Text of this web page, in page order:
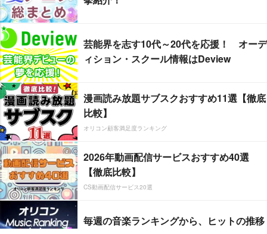
芸能界を志す10代～20代を応援！ オーデ
ィション・スクール情報はDeview
漫画読み放題サブスクおすすめ11選【徹底
比較】
オリコン顧客満足度ランキング
2026年動画配信サービスおすすめ40選
【徹底比較】
CS動画配信サービス20選
毎週の音楽ランキングから、ヒットの推移